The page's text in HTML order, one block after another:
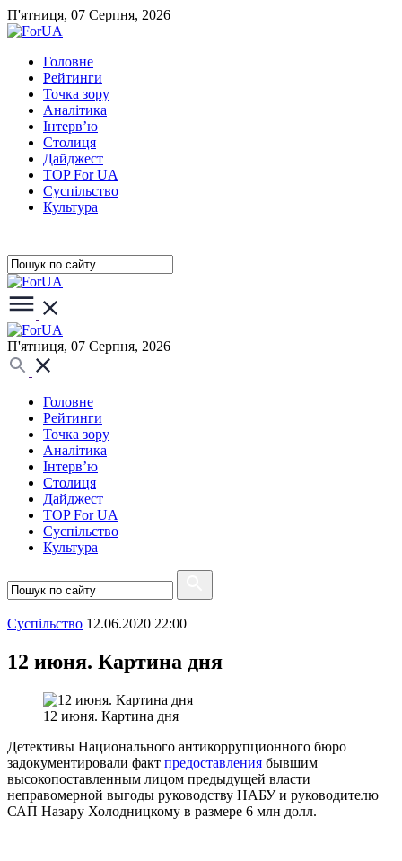
П'ятниця, 07 Серпня, 2026
Головне
Рейтинги
Точка зору
Аналітика
Інтерв’ю
Столиця
Дайджест
TOP For UA
Суспiльство
Культура
П'ятниця, 07 Серпня, 2026
Головне
Рейтинги
Точка зору
Аналітика
Інтерв’ю
Столиця
Дайджест
TOP For UA
Суспiльство
Культура
Суспiльство 12.06.2020 22:00
12 июня. Картина дня
12 июня. Картина дня
Детективы Национального антикоррупционного бюро
задокументировали факт предоставления бывшим
высокопоставленным лицом предыдущей власти
неправомерной выгоды руководству НАБУ и руководителю
САП Назару Холодницкому в размере 6 млн долл.